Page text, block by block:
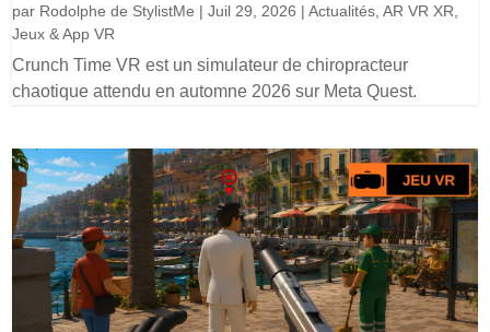
par Rodolphe de StylistMe |Juil 29, 2026 |Actualités ,AR VR XR
Jeux & App VR
Crunch Time VR est un simulateur de chiropracteur
chaotique attendu en automne 2026 sur Meta Quest.